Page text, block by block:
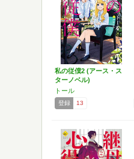
私の従僕2 (アース・ス
ターノベル)
トール
登録 13